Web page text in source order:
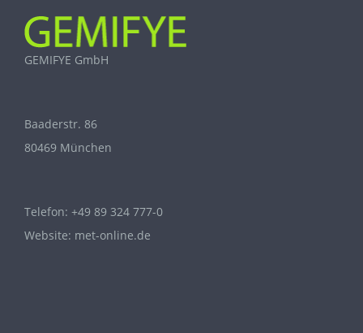
GEMIFYE GmbH
Baaderstr. 86
80469 München
Telefon: +49 89 324 777-0
Website: met-online.de